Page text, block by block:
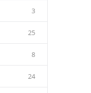
3
25
8
24